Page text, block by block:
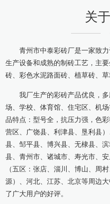
关
青州市中泰彩砖厂是一家致力
生产设备和成熟的制砖工艺，主
砖、彩色水泥路面砖、植草砖、草
我厂生产的彩砖产品优良，多
场、学校、体育馆、住宅区、机
品特点：型号全，抗压力强，色
营区、广饶县、利津县、垦利县
县、邹平县、博兴县、无棣县、
县、青州市、诸城市、寿光市、
（五区：张店、淄川、博山、周
源）、河北、江苏、北京等周边
了广大用户的好评。